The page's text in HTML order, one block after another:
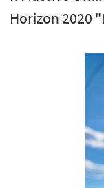
Horizon 2020